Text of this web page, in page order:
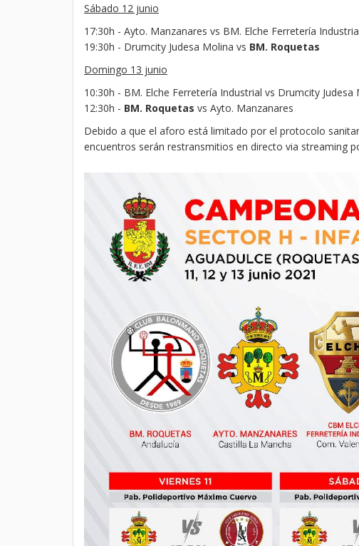
Sábado 12 junio
17:30h - Ayto. Manzanares vs BM. Elche Ferretería
19:30h - Drumcity Judesa Molina vs BM. Roquetas
Domingo 13 junio
10:30h - BM. Elche Ferretería Industrial vs Drumcity Judesa
12:30h - BM. Roquetas vs Ayto. Manzanares
Debido a que el aforo está limitado por el protocolo
encuentros serán restransmitios en directo via streaming